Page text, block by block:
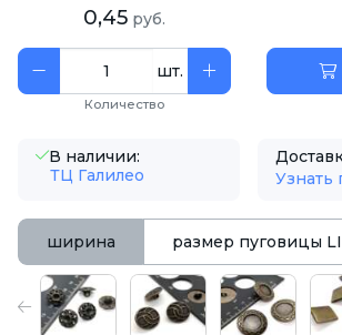
0,45 руб.
шт.
Количество
В наличии:
ТЦ Галилео
Узнать
ширина размер пуговицы